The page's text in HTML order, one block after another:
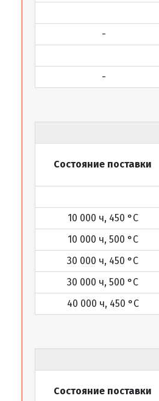
-
-
Состояние поставки
10 000 ч, 450 °С
10 000 ч, 500 °С
30 000 ч, 450 °С
30 000 ч, 500 °С
40 000 ч, 450 °С
Состояние поставки